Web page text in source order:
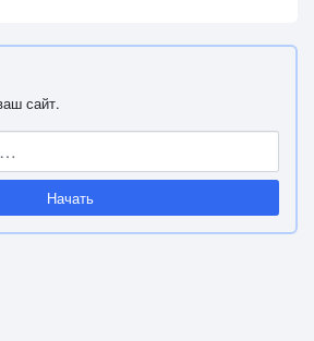
сайт.
Начать